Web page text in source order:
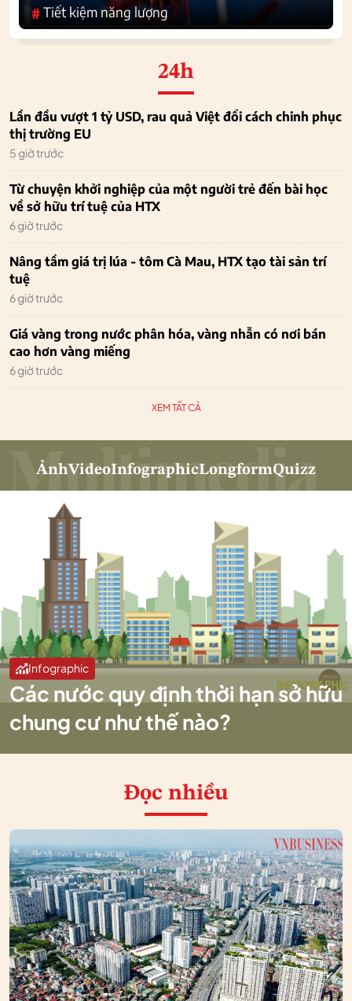
#Tiết kiệm năng lượng
24h
Lần đầu vượt 1 tỷ USD, rau quả Việt đổi cách chinh phục
thị trường EU
5 giờ trước
Từ chuyện khởi nghiệp của một người trẻ đến bài học
về sở hữu trí tuệ của HTX
6 giờ trước
Nâng tầm giá trị lúa - tôm Cà Mau, HTX tạo tài sản trí
tuệ
6 giờ trước
Giá vàng trong nước phân hóa, vàng nhẫn có nơi bán
cao hơn vàng miếng
6 giờ trước
XEM TẤT CẢ
ẢnhVideoInfographicLongformQuizz
Infographic
Các nước quy định thời hạn sở hữu
chung cư như thế nào?
Đọc nhiều